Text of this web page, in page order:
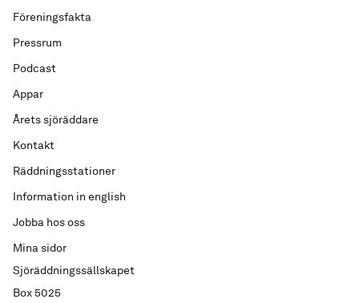
Sjöräddningssällskapet
Box 5025
Föreningsfakta
Pressrum
Podcast
Appar
Årets sjöräddare
Kontakt
Räddningsstationer
Information in english
Jobba hos oss
Mina sidor